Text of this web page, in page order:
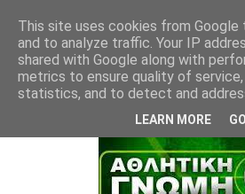
This site uses cookies from
and to analyze traffic. Your IP
shared with Google along with
metrics to ensure quality of
statistics, and to detect and
LEARN MORE